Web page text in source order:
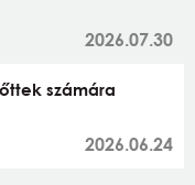
2026.07.30
számára
2026.06.24